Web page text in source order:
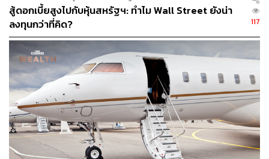
สปริงฯ เชื่อมั่นเป็นอย่างยิ่งว่าการร่วมมือกันในครั้งนี้จะช่วย
ส่งเสริม ผลักดัน และต่อยอดธุรกิจของกรุงศรี ฟินโนเวต เพื่อ
สร้าง Digital Asset Ecosystem ให้แข็งแกร่งและสมบูรณ์
แบบมากยิ่งขึ้น” วรางคณากล่าว
สามารถติดตาม THE STANDARD WEALTH
ผ่านแอปพลิเคชันต่างๆ ที่คุณสะดวกหรือใช้งานอยู่แล้วได้เลย
สู้ดอกเบี้ยสูงไปกับหุ้นสหรัฐฯ: ทำไม Wall Street ยังน่า
ลงทุนกว่าที่คิด?
117